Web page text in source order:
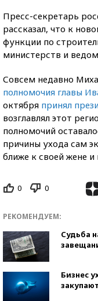
Пресс-секретарь
рассказал, что к
функции по
министерств и
Совсем недавно
полномочия главы
октября принял
возглавлял этот
полномочий
причины ухода сам
ближе к своей жене
0 0
РЕКОМЕНДУЕМ:
Судьба
Бизнес